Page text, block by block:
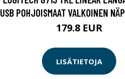
USB POHJOISMAAT VALKOINEN
179.8 EUR
LISÄTIETOJA